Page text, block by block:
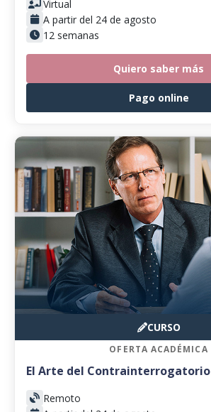
Virtual
A partir del 24 de agosto
12 semanas
Quiero saber más
Pago online
CURSO
OFERTA ACADÉMICA
El Arte del Contrainterrogatorio
Remoto